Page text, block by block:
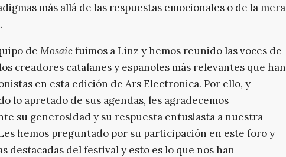
más allá de las respuestas emocionales o de la mera
de Mosaicfuimos a Linz y hemos reunido las voces de
creadores catalanes y españoles más relevantes que han
en esta edición de Ars Electronica. Por ello, y
lo apretado de sus agendas, les agradecemos
su generosidad y su respuesta entusiasta a nuestra
hemos preguntado por su participación en este foro y
destacadas del festival y esto es lo que nos han